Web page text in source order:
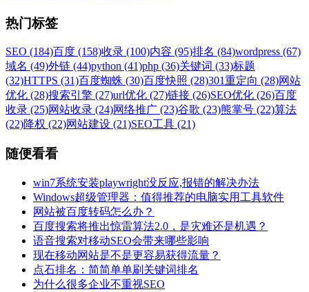
热门标签
SEO (184)百度 (158)收录 (100)内容 (95)排名 (84)wordpress (67)
域名 (49)外链 (44)python (41)php (36)关键词 (33)标题
(32)HTTPS (31)百度蜘蛛 (30)百度快照 (28)301重定向 (28)网站
优化 (28)搜索引擎 (27)url优化 (27)链接 (26)SEO优化 (26)百度
收录 (25)网站收录 (24)网络推广 (23)谷歌 (23)熊掌号 (22)算法
(22)降权 (22)网站建设 (21)SEO工具 (21)
随便看看
win7系统安装playwright没反应,报错的解决办法
Windows超级管理器：值得推荐的电脑实用工具软件
网站被百度转码怎么办？
百度搜索将推出惊雷算法2.0，是灾难还是机遇？
语音搜索对移动SEO会带来哪些影响
现在移动网站是不是更容易获得流量？
点石排名：简简单单刷关键词排名
为什么很多企业不重视SEO